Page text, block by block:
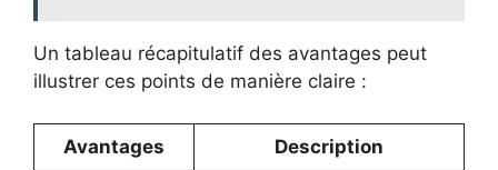
Un tableau récapitulatif des avantages peut
illustrer ces points de manière claire :
Avantages Description